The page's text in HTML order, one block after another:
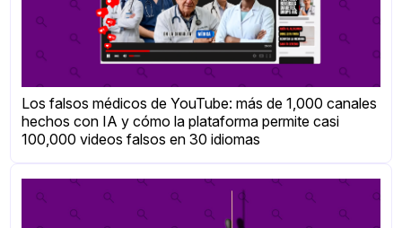
Los falsos médicos de YouTube: más de 1,000 canales
hechos con IA y cómo la plataforma permite casi
100,000 videos falsos en 30 idiomas